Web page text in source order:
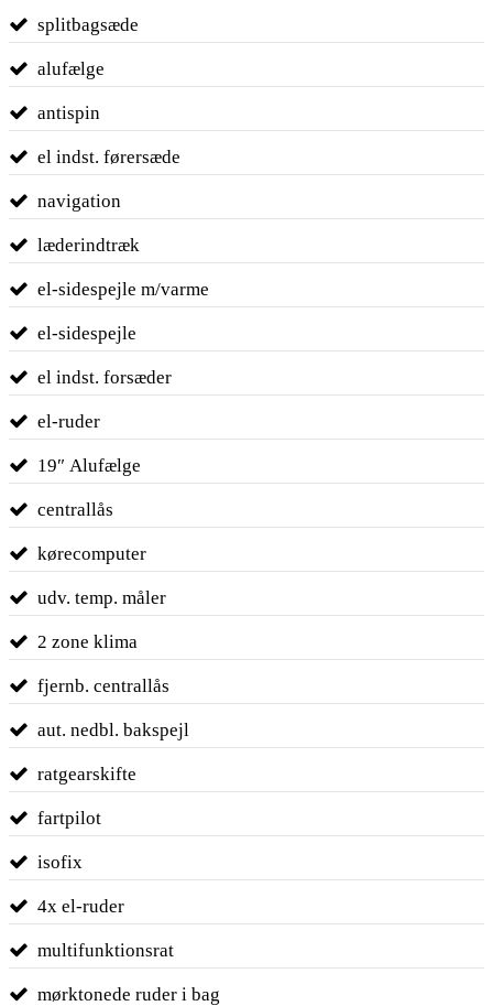
splitbagsæde
alufælge
antispin
el indst. førersæde
navigation
læderindtræk
el-sidespejle m/varme
el-sidespejle
el indst. forsæder
el-ruder
19″ Alufælge
centrallås
kørecomputer
udv. temp. måler
2 zone klima
fjernb. centrallås
aut. nedbl. bakspejl
ratgearskifte
fartpilot
isofix
4x el-ruder
multifunktionsrat
mørktonede ruder i bag